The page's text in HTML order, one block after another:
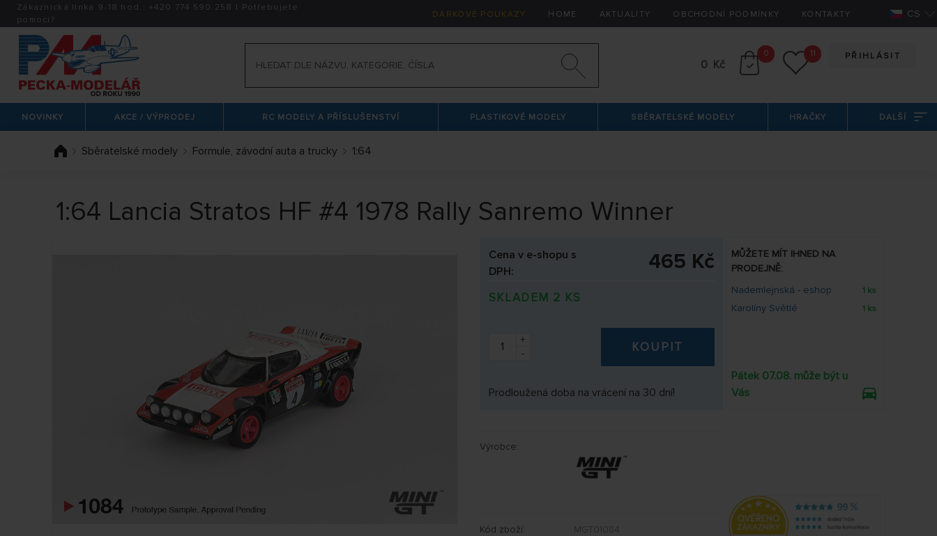
Zákaznická linka 9-18 hod.: +420 774 590 258 | Potřebujete
pomoci?
DÁRKOVÉ POUKAZY HOME AKTUALITY OBCHODNÍ PODMÍNKY KONTAKTY CS
PŘIHLÁSIT
0 Kč
0 11
NOVINKY AKCE / VÝPRODEJ RC MODELY A PŘÍSLUŠENSTVÍ PLASTIKOVÉ MODELY SBĚRATELSKÉ MODELY HRAČKY DALŠÍ
Sběratelské modely Formule, závodní auta a trucky 1:64
1:64 Lancia Stratos HF #4 1978 Rally Sanremo Winner
Cena v e-shopu s
DPH:
465 Kč
SKLADEM 2 KS
+
-
KOUPIT
Prodloužená doba na vrácení na 30 dní!
MŮŽETE MÍT IHNED NA
PRODEJNĚ:
Nademlejnská - eshop
1 ks
Karolíny Světlé 1 ks
Pátek 07.08. může být u
Vás
Výrobce:
Kód zboží: MGT01084